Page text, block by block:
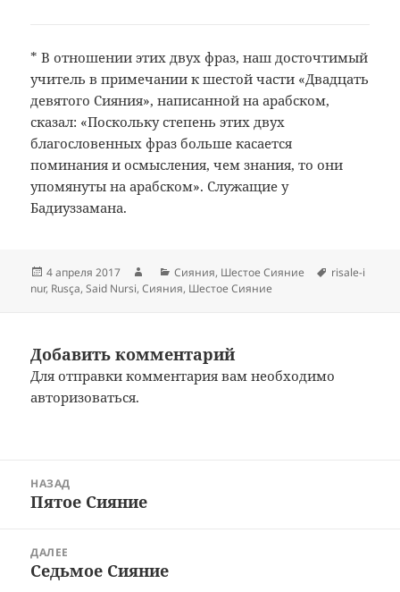
* В отношении этих двух фраз, наш досточтимый
учитель в примечании к шестой части «Двадцать
девятого Сияния», написаннойна арабском,
сказал: «Поскольку степеньэтих двух
благословенных фраз большекасается
поминания и осмысления, чемзнания, то они
упомянуты на арабском».Служащие у
Бадиуззамана.
Опубликовано
4 апреля 2017 АвторРубрики
Сияния, Шестое Сияние Метки
risale-i
nur, Rusça,Said Nursi,Сияния, Шестое Сияние
Добавить комментарий
Для отправки комментария вам необходимо
авторизоваться.
записям
НАЗАД
Предыдущая
Пятое Сияние
ДАЛЕЕ
Следующая
Седьмое Сияние